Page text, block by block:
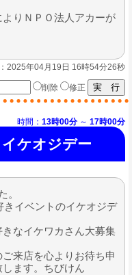
りＮＰＯ法人アカーが
2025年04月19日 16時54分26秒
削除 修正
時間： 13時00分 ～ 17時00分
ケオジデー
。
イベントのイケオジデ
なイケワカさん大募集
来店を心よりお待ち申
ます。ちびけん